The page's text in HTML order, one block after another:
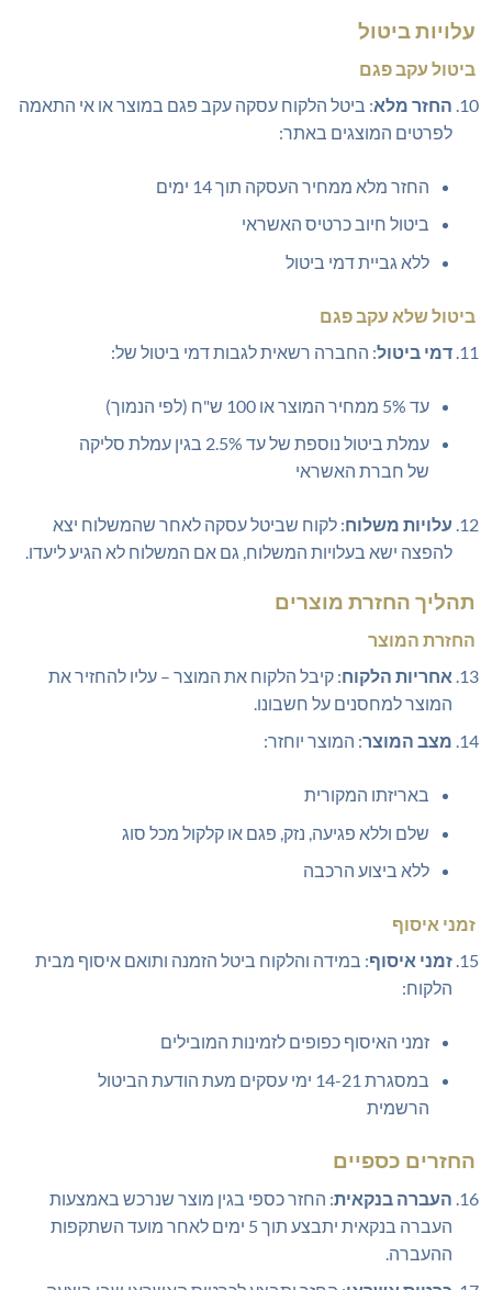
עלויות ביטול
ביטול עקב פגם
החזר מלא: ביטל הלקוח עסקה עקב פגם במוצר או אי התאמה
לפרטים המוצגים באתר:
החזר מלא ממחיר העסקה תוך 14 ימים
ביטול חיוב כרטיס האשראי
ללא גביית דמי ביטול
ביטול שלא עקב פגם
דמי ביטול: החברה רשאית לגבות דמי ביטול של:
עד 5% ממחיר המוצר או 100 ש"ח (לפי הנמוך)
עמלת ביטול נוספת של עד 2.5% בגין עמלת סליקה
של חברת האשראי
עלויות משלוח: לקוח שביטל עסקה לאחר שהמשלוח יצא
להפצה ישא בעלויות המשלוח, גם אם המשלוח לא הגיע ליעדו.
תהליך החזרת מוצרים
החזרת המוצר
אחריות הלקוח: קיבל הלקוח את המוצר – עליו להחזיר את
המוצר למחסנים על חשבונו.
מצב המוצר: המוצר יוחזר:
באריזתו המקורית
שלם וללא פגיעה, נזק, פגם או קלקול מכל סוג
ללא ביצוע הרכבה
זמני איסוף
זמני איסוף: במידה והלקוח ביטל הזמנה ותואם איסוף מבית
הלקוח:
זמני האיסוף כפופים לזמינות המובילים
במסגרת 14-21 ימי עסקים מעת הודעת הביטול
הרשמית
החזרים כספיים
העברה בנקאית: החזר כספי בגין מוצר שנרכש באמצעות
העברה בנקאית יתבצע תוך 5 ימים לאחר מועד השתקפות
ההעברה.